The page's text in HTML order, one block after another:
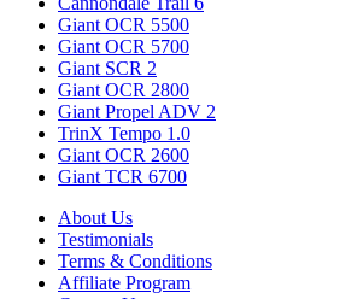
Giant OCR 5500
Giant OCR 5700
Giant SCR 2
Giant OCR 2800
Giant Propel ADV 2
TrinX Tempo 1.0
Giant OCR 2600
Giant TCR 6700
About Us
Testimonials
Terms & Conditions
Affiliate Program